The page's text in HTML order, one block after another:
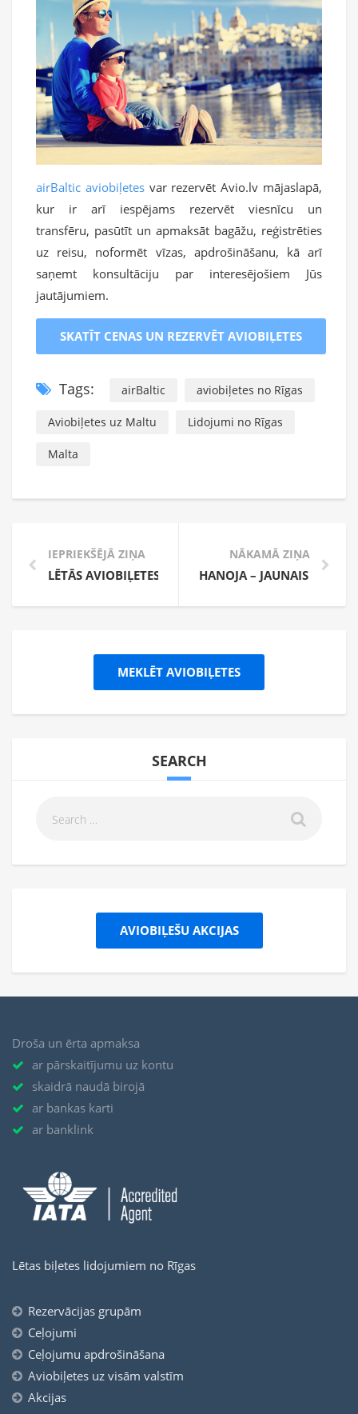
airBaltic aviobiļetesvar rezervēt Avio.lv mājaslapā,
kur ir arī iespējams rezervēt viesnīcu un
transfēru, pasūtīt un apmaksāt bagāžu, reģistrēties
uz reisu, noformēt vīzas, apdrošināšanu, kā arī
saņemt konsultāciju par interesējošiem Jūs
jautājumiem.
SKATĪT CENAS UN REZERVĒT AVIOBIĻETES
Tags: airBaltic aviobiļetes no Rīgas
Aviobiļetes uz Maltu Lidojumi no Rīgas
Malta
IEPRIEKŠĒJĀ ZIŅA
LĒTĀS AVIOBIĻETES UZ VĀCIJAS POPULĀRĀKIEM
NĀKAMĀ ZIŅA
HANOJA – JAUNAIS
MEKLĒT AVIOBIĻETES
SEARCH
AVIOBIĻEŠU AKCIJAS
Droša un ērta apmaksa
ar pārskaitījumu uz kontu
skaidrā naudā birojā
ar bankas karti
ar banklink
Lētas biļetes lidojumiem no Rīgas
Rezervācijas grupām
Ceļojumi
Ceļojumu apdrošināšana
Aviobiļetes uz visām valstīm
Akcijas